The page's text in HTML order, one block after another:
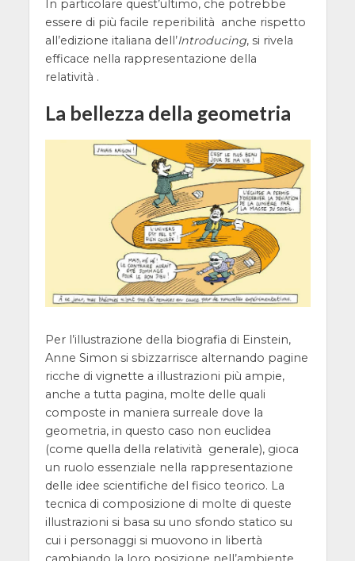
In particolare quest’ultimo, che potrebbe
essere di più facile reperibilità anche rispetto
all’edizione italiana dell’Introducing, si rivela
efficace nella rappresentazione della
relatività .
La bellezza della geometria
Per l’illustrazione della biografia di Einstein,
Anne Simon si sbizzarrisce alternando pagine
ricche di vignette a illustrazioni più ampie,
anche a tutta pagina, molte delle quali
composte in maniera surreale dove la
geometria, in questo caso non euclidea
(come quella della relatività generale), gioca
un ruolo essenziale nella rappresentazione
delle idee scientifiche del fisico teorico. La
tecnica di composizione di molte di queste
illustrazioni si basa su uno sfondo statico su
cui i personaggi si muovono in libertà